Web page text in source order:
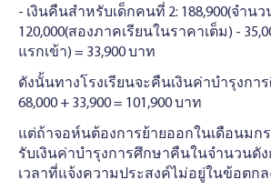
- เงินคืนสําหรับเด็กคนที่ 2: 188,900(จําน
120,000(สองภาคเรียนในราคาเต็ม) -
แรกเข้า) = 33,900 บาท
ดังนั้นทางโรงเรียนจะคืนเงินค่าบํารุงกา
68,000 + 33,900 = 101,900 บาท
แต่ถ้าจอห์นต้องการย้ายออกในเดือนมก
รับเงินค่าบํารุงการศึกษาคืนในจํานวนดัง
เวลาที่แจ้งความประสงค์ไม่อยู่ในข้อตกล